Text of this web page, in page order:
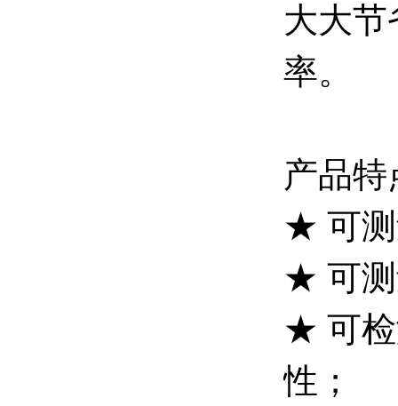
大大
率。
产品特
★ 可测
★ 可测
★ 可检
性；